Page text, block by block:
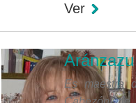
Ver
Es maestra